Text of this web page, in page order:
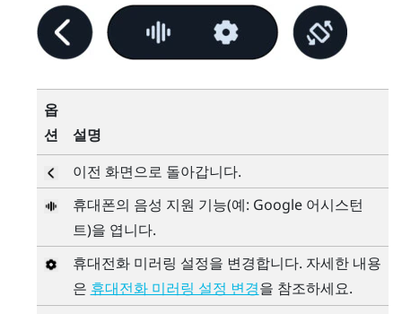
옵
션
설명
이전 화면으로 돌아갑니다.
휴대폰의 음성 지원 기능(예: Google 어시스턴
트)을 엽니다.
휴대전화 미러링 설정을 변경합니다. 자세한 내용
은 휴대전화 미러링 설정 변경을 참조하세요.